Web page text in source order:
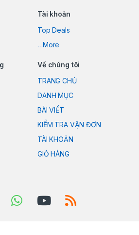
Tài khoản
Top Deals
…More
Về chúng tôi
TRANG CHỦ
DANH MỤC
BÀI VIẾT
KIỂM TRA VẬN ĐƠN
TÀI KHOẢN
GIỎ HÀNG